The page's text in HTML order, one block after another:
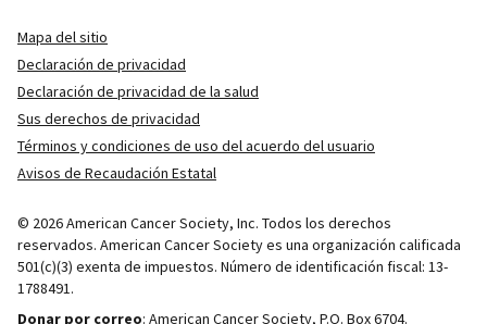
Mapa del sitio
Declaración de privacidad
Declaración de privacidad de la salud
Sus derechos de privacidad
Términos y condiciones de uso del acuerdo del usuario
Avisos de Recaudación Estatal
© 2026 American Cancer Society, Inc. Todos los derechos
reservados. American Cancer Society es una organización calificada
501(c)(3) exenta de impuestos. Número de identificación fiscal: 13-
1788491.
Donar por correo: American Cancer Society, P.O. Box 6704.